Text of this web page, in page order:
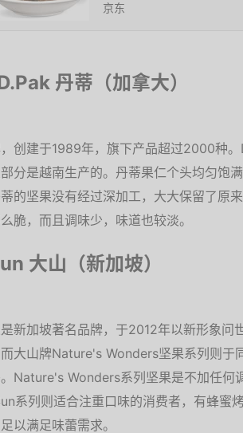
京东
丹蒂（加拿大）
创建于1989年，旗下产品超过2000种
分是越南生产的。丹蒂果仁个头均匀饱
的坚果没有经过深加工，大大保留了原
脆，而且调味少，味道也较淡。
大山（新加坡）
新加坡著名品牌，于2012年以新形象问
大山牌Nature's Wonders坚果系列则于
Nature's Wonders系列坚果是不加任何
系列则适合注重口味的消费者，有蜂蜜
以满足味蕾需求。